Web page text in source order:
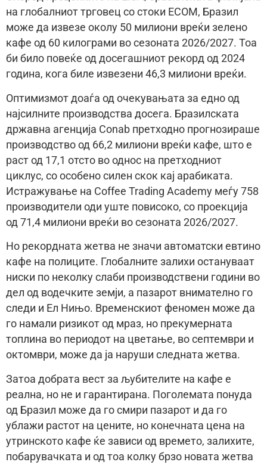
на глобалниот трговец со стоки ECOM, Бразил
може да извезе околу 50 милиони вреќи зелено
кафе од 60 килограми во сезоната 2026/2027. Тоа
би било повеќе од досегашниот рекорд од 2024
година, кога биле извезени 46,3 милиони вреќи.
Оптимизмот доаѓа од очекувањата за едно од
најсилните производства досега. Бразилската
државна агенција Conab претходно прогнозираше
производство од 66,2 милиони вреќи кафе, што е
раст од 17,1 отсто во однос на претходниот
циклус, со особено силен скок кај арабиката.
Истражување на Coffee Trading Academy меѓу 758
производители оди уште повисоко, со проекција
од 71,4 милиони вреќи во сезоната 2026/2027.
Но рекордната жетва не значи автоматски евтино
кафе на полиците. Глобалните залихи остануваат
ниски по неколку слаби производствени години во
дел од водечките земји, а пазарот внимателно го
следи и Ел Нињо. Временскиот феномен може да
го намали ризикот од мраз, но прекумерната
топлина во периодот на цветање, во септември и
октомври, може да ја наруши следната жетва.
Затоа добрата вест за љубителите на кафе е
реална, но не и гарантирана. Поголемата понуда
од Бразил може да го смири пазарот и да го
ублажи растот на цените, но конечната цена на
утринското кафе ќе зависи од времето, залихите,
побарувачката и од тоа колку брзо новата жетва